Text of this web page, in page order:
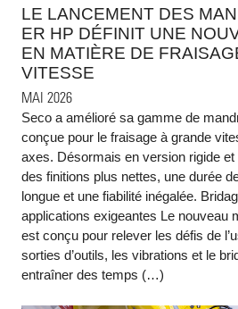
LE LANCEMENT DES
ER HP DÉFINIT UNE
EN MATIÈRE DE
VITESSE
MAI 2026
Seco a amélioré sa gamme de
conçue pour le fraisage à grande
axes. Désormais en version rigide et
des finitions plus nettes, une durée
longue et une fiabilité inégalée.
applications exigeantes Le nouveau
est conçu pour relever les défis de
sorties d’outils, les vibrations et le
entraîner des temps (…)